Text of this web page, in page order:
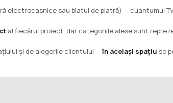
electrocasnice sau blatul de piatră) — cuantumul
al fiecărui proiect, dar categoriile alese sunt
și de alegerile clientului —în același spațiu se